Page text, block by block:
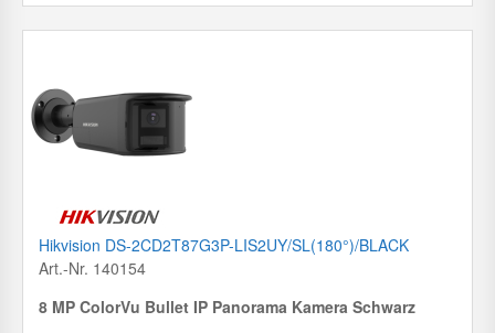
Hikvision DS-2CD2T87G3P-LIS2UY/SL(180°)/BLACK
Art.-Nr. 140154
8 MP ColorVu Bullet IP Panorama Kamera Schwarz